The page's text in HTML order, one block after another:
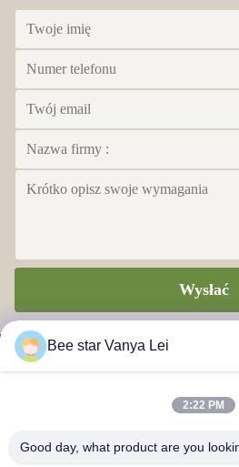
Wysłać
PSZCZELA GWIAZDA, ABY
Bee star Vanya Lei
2:22 PM
Good day, what product are you